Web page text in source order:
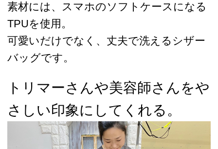
素材には、スマホのソフトケースになる
TPUを使用。
可愛いだけでなく、丈夫で洗えるシザー
バッグです。
トリマーさんや美容師さんをや
さしい印象にしてくれる。